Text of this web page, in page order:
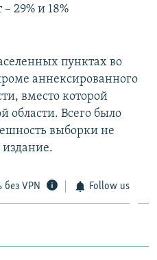
29% и 18%
пунктах во
аннексированного
вместо которой
области. Всего было
выборки не
без VPN Follow us